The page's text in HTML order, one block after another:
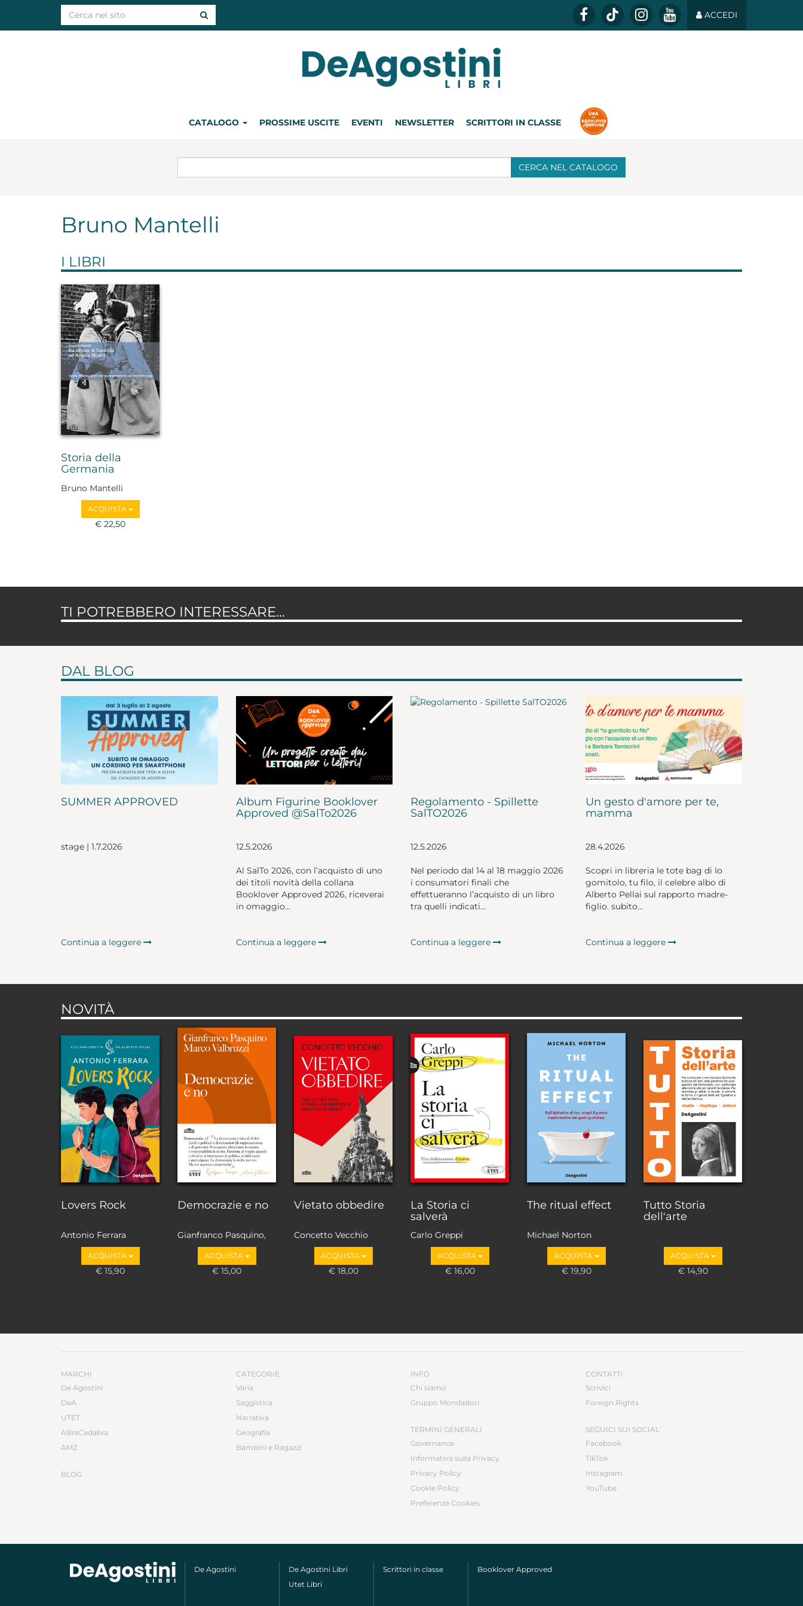
ACCEDI
CATALOGO PROSSIME USCITE EVENTI NEWSLETTER SCRITTORI IN CLASSE
CERCA NEL CATALOGO
Bruno Mantelli
I LIBRI
Storia della
Germania
Bruno Mantelli
ACQUISTA
€ 22,50
TI POTREBBERO INTERESSARE...
DAL BLOG
SUMMER APPROVED
stage | 1.7.2026
Continua a leggere
Album Figurine Booklover
Approved @SalTo2026
12.5.2026
Al SalTo 2026, con l’acquisto di uno
dei titoli novità della collana
Booklover Approved 2026, riceverai
in omaggio...
Continua a leggere
Regolamento - Spillette
SalTO2026
12.5.2026
Nel periodo dal 14 al 18 maggio 2026
i consumatori finali che
effettueranno l’acquisto di un libro
tra quelli indicati...
Continua a leggere
Un gesto d'amore per te,
mamma
28.4.2026
Scopri in libreria le tote bag di Io
gomitolo, tu filo, il celebre albo di
Alberto Pellai sul rapporto madre-
figlio. subito...
Continua a leggere
NOVITÀ
Lovers Rock
Antonio Ferrara
ACQUISTA
€ 15,90
Democrazie e no
Gianfranco Pasquino,
Marco Valbruzzi
ACQUISTA
€ 15,00
Vietato obbedire
Concetto Vecchio
ACQUISTA
€ 18,00
La Storia ci
salverà
Carlo Greppi
ACQUISTA
€ 16,00
The ritual effect
Michael Norton
ACQUISTA
€ 19,90
Tutto Storia
dell'arte
ACQUISTA
€ 14,90
MARCHI
De Agostini
DeA
UTET
ABraCadabra
AMZ
BLOG
CATEGORIE
Varia
Saggistica
Narrativa
Geografia
Bambini e Ragazzi
INFO
Chi siamo
Gruppo Mondadori
TERMINI GENERALI
Governance
Informativa sulla Privacy
Privacy Policy
Cookie Policy
Preferenze Cookies
CONTATTI
Scrivici
Foreign Rights
SEGUICI SUI SOCIAL
Facebook
TikTok
Instagram
YouTube
De Agostini
De Agostini Libri
Utet Libri
Scrittori in classe Booklover Approved